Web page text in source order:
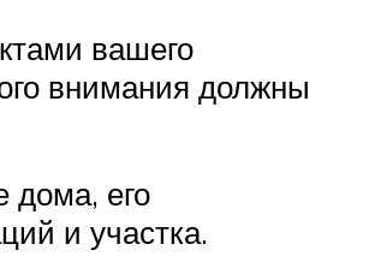
вашего
внимания должны
дома, его
и участка.